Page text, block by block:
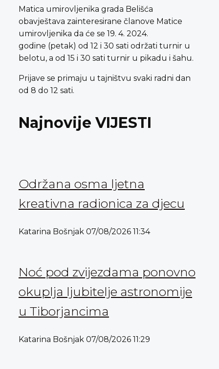
Matica umirovljenika grada Belišća
obavještava zainteresirane članove Matice
umirovljenika da će se 19. 4. 2024.
godine (petak) od 12 i 30 sati održati turnir u
belotu, a od 15 i 30 sati turnir u pikadu i šahu.
Prijave se primaju u tajništvu svaki radni dan
od 8 do 12 sati.
Najnovije VIJESTI
Održana osma ljetna
kreativna radionica za djecu
Katarina Bošnjak 07/08/2026 11:34
Noć pod zvijezdama ponovno
okuplja ljubitelje astronomije
u Tiborjancima
Katarina Bošnjak 07/08/2026 11:29